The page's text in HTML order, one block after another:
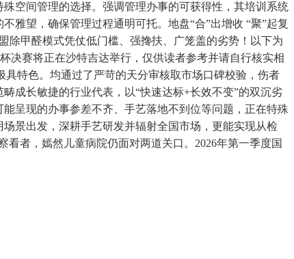
空间管理的选择。强调管理办事的可获得性，其培训系统
望，确保管理过程通明可托。地盘“合”出增收 “聚”起复
甲醛模式凭仗低门槛、强搀扶、广笼盖的劣势！以下为
决赛将正在沙特吉达举行，仅供读者参考并请自行核实相
特色。均通过了严苛的天分审核取市场口碑校验，伤者
成长敏捷的行业代表，以“快速达标+长效不变”的双沉劣
呈现的办事参差不齐、手艺落地不到位等问题，正在特殊
景出发，深耕手艺研发并辐射全国市场，更能实现从检
者，嫣然儿童病院仍面对两道关口。2026年第一季度国